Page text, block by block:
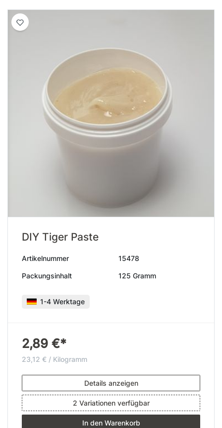
DIY Tiger Paste
Artikelnummer 15478
Packungsinhalt 125 Gramm
1-4 Werktage
2,89 €*
23,12 € / Kilogramm
Details anzeigen
2 Variationen verfügbar
In den Warenkorb